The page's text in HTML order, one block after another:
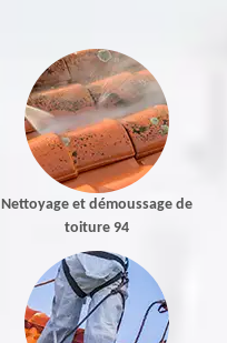
Nettoyage et démoussage de
toiture 94